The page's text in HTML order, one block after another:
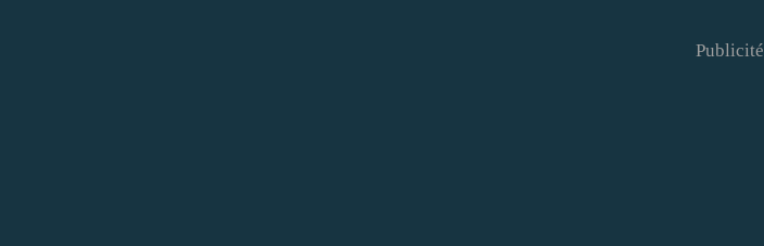
Publicité